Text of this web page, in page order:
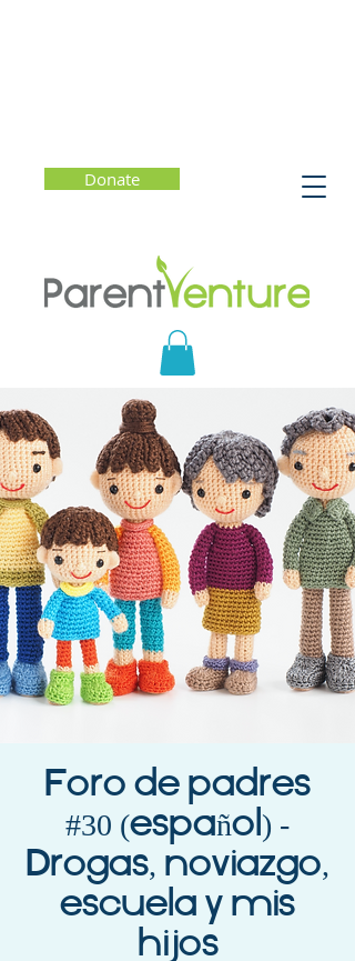
Donate
Foro de padres
#30 (español) -
Drogas, noviazgo,
escuela y mis
hijos